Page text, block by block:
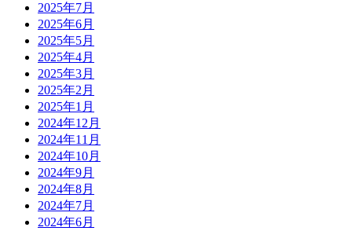
2025年7月
2025年6月
2025年5月
2025年4月
2025年3月
2025年2月
2025年1月
2024年12月
2024年11月
2024年10月
2024年9月
2024年8月
2024年7月
2024年6月